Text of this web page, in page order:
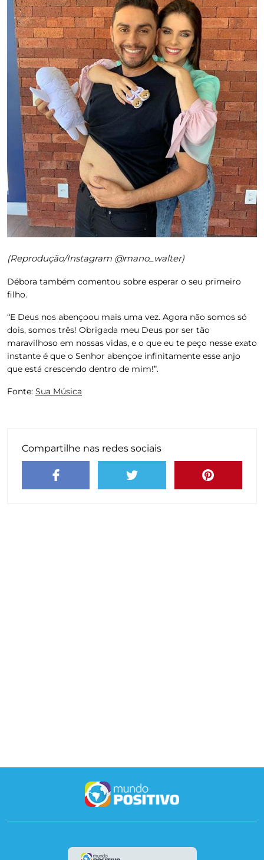
(Reprodução/Instagram @mano_walter)
Débora também comentou sobre esperar o seu primeiro
filho.
“E Deus nos abençoou mais uma vez. Agora não somos só
dois, somos três! Obrigada meu Deus por ser tão
maravilhoso em nossas vidas, e o que eu te peço nesse exato
instante é que o Senhor abençoe infinitamente esse anjo
que está crescendo dentro de mim!”.
Fonte: Sua Música
Compartilhe nas redes sociais